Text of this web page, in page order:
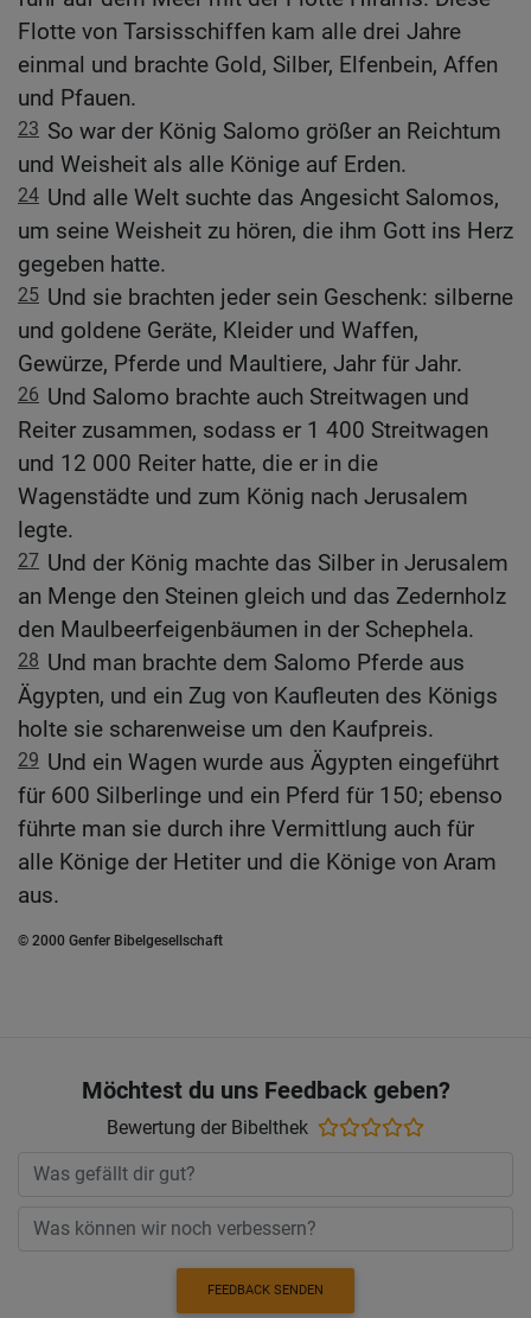
Flotte von Tarsisschiffen kam alle drei Jahre
einmal und brachte Gold, Silber, Elfenbein, Affen
und Pfauen.
23 So war der König Salomo größer an Reichtum
und Weisheit als alle Könige auf Erden.
24 Und alle Welt suchte das Angesicht Salomos,
um seine Weisheit zu hören, die ihm Gott ins Herz
gegeben hatte.
25 Und sie brachten jeder sein Geschenk: silberne
und goldene Geräte, Kleider und Waffen,
Gewürze, Pferde und Maultiere, Jahr für Jahr.
26 Und Salomo brachte auch Streitwagen und
Reiter zusammen, sodass er 1 400 Streitwagen
und 12 000 Reiter hatte, die er in die
Wagenstädte und zum König nach Jerusalem
legte.
27 Und der König machte das Silber in Jerusalem
an Menge den Steinen gleich und das Zedernholz
den Maulbeerfeigenbäumen in der Schephela.
28 Und man brachte dem Salomo Pferde aus
Ägypten, und ein Zug von Kaufleuten des Königs
holte sie scharenweise um den Kaufpreis.
29 Und ein Wagen wurde aus Ägypten eingeführt
für 600 Silberlinge und ein Pferd für 150; ebenso
führte man sie durch ihre Vermittlung auch für
alle Könige der Hetiter und die Könige von Aram
aus.
© 2000 Genfer Bibelgesellschaft
Möchtest du uns Feedback geben?
Bewertung der Bibelthek
FEEDBACK SENDEN